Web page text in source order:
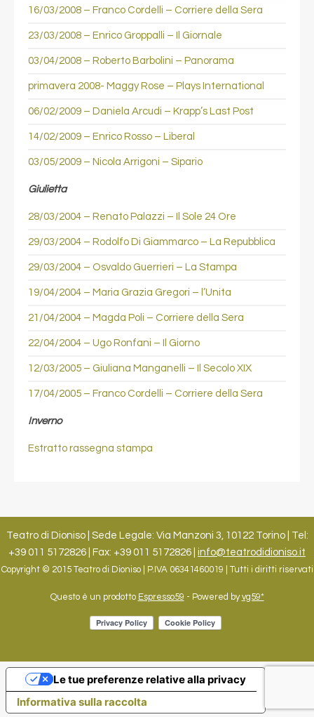
16/03/2008 – Franco Cordelli – Corriere della Sera
23/03/2008 – Enrico Groppalli – Il Giornale
03/04/2008 – Roberto Barbolini – Panorama
primavera 2008- Maggy Rose – Plays International
06/02/2009 – Daniela Arcudi – Krapp’s Last Post
14/02/2009 – Enrico Rosso – Liberal
03/05/2009 – Nicola Arrigoni – Sipario
Giulietta
28/03/2004 – Renato Palazzi – Il Sole 24 Ore
29/03/2004 – Rodolfo Di Giammarco – La Repubblica
29/03/2004 – Osvaldo Guerrieri – La Stampa
19/04/2004 – Maria Grazia Gregori – l’Unita
21/04/2004 – Magda Poli – Corriere della Sera
22/04/2004 – Ugo Ronfani – Il Giorno
12/03/2005 – Giuliana Manganelli – Il Secolo XIX
17/04/2005 – Franco Cordelli – Corriere della Sera
Inverno
Estratto rassegna stampa
Teatro di Dioniso | Sede Legale: Via Manzoni 3, 10122 Torino | Tel:
+39 011 5172826 | Fax: +39 011 5172826 | info@teatrodidioniso.it
Copyright © 2015 Teatro di Dioniso | P.IVA 06341460019 | Tutti i diritti riservati
Questo è un prodotto Espresso59 - Powered byvg59*
Informativa sulla raccolta
Le tue preferenze relative alla privacy